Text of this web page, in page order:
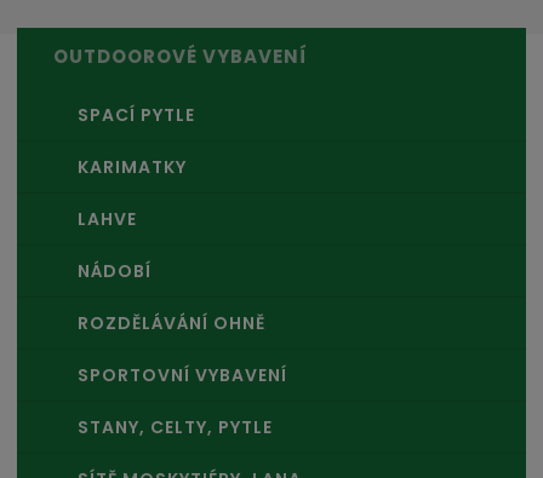
OUTDOOROVÉ VYBAVENÍ
SPACÍ PYTLE
KARIMATKY
LAHVE
NÁDOBÍ
ROZDĚLÁVÁNÍ OHNĚ
SPORTOVNÍ VYBAVENÍ
STANY, CELTY, PYTLE